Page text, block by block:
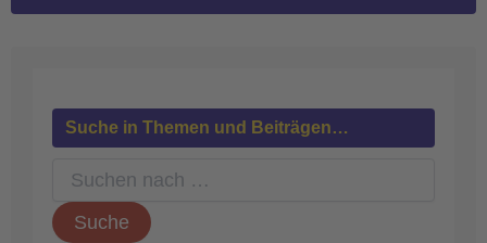
Suche in Themen und Beiträgen…
c
h